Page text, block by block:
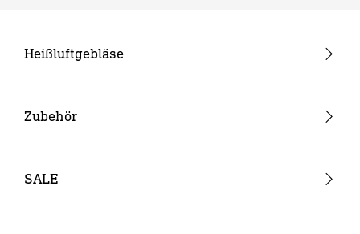
Heißluftgebläse
Stabgeräte
Zubehör
Verbrauchsmaterial
SALE